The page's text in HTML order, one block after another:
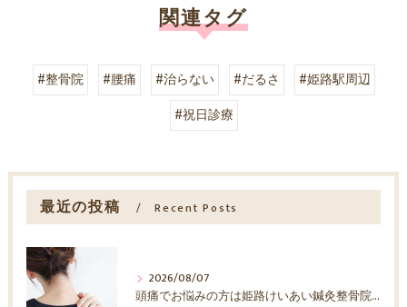
関連タグ
#整骨院 #腰痛 #治らない #だるさ
#姫路駅周辺
#祝日診療
最近の投稿 Recent Posts
2026/08/07
頭痛でお悩みの方は姫路けいあい鍼灸整骨院へ！